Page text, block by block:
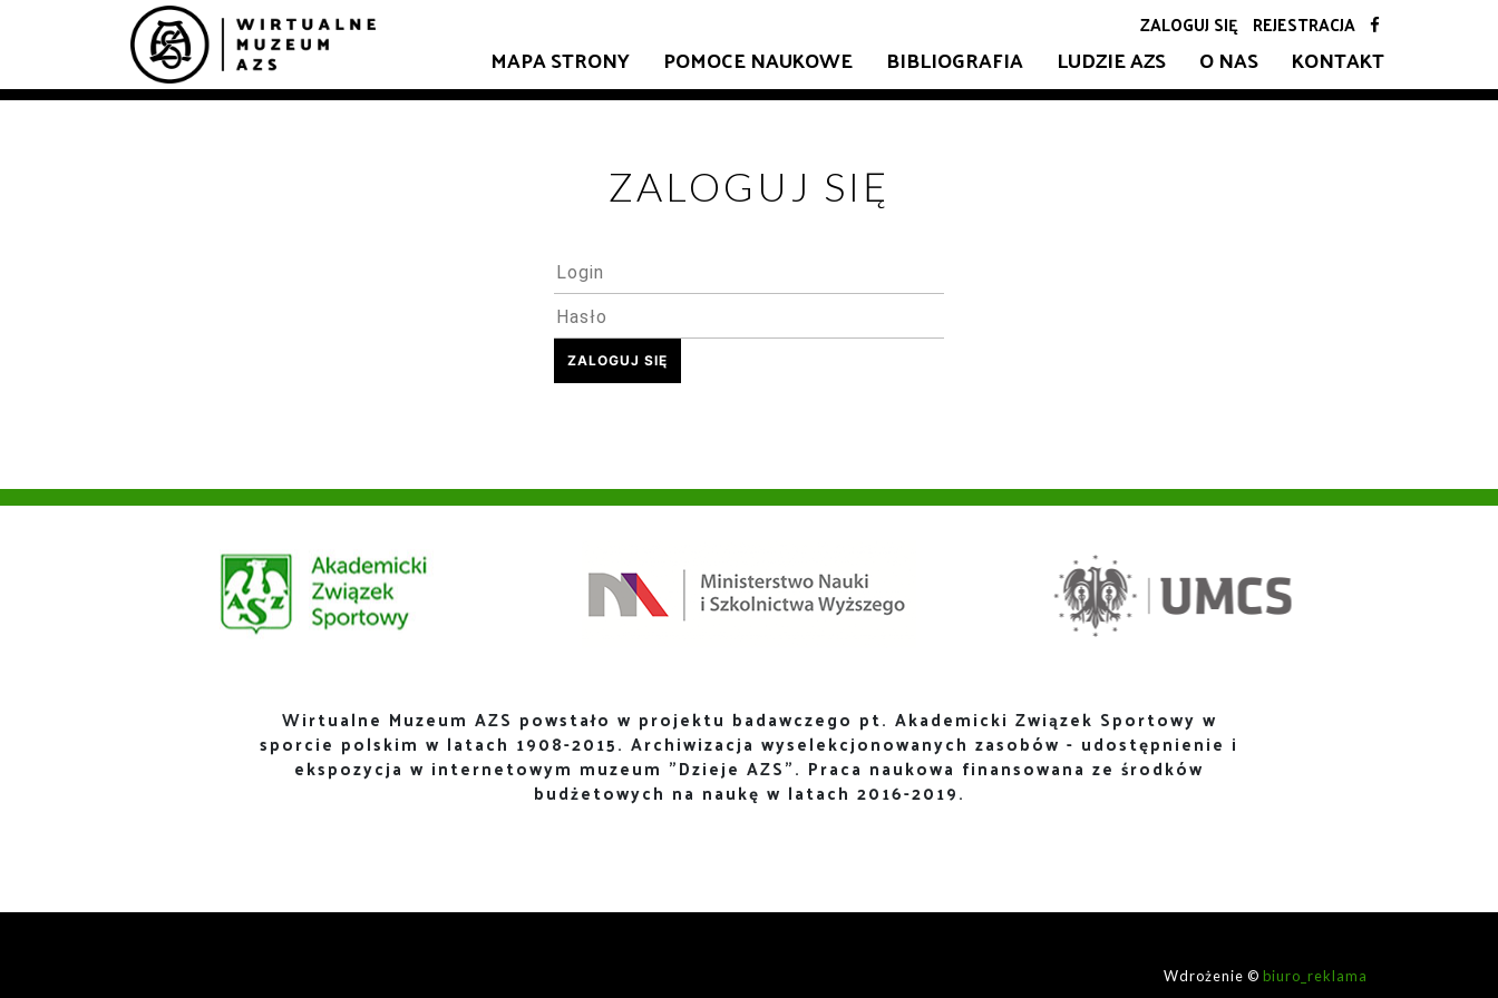
ZALOGUJ SIĘ REJESTRACJA
MAPA STRONY POMOCE NAUKOWE BIBLIOGRAFIA LUDZIE AZS O NAS KONTAKT
ZALOGUJ SIĘ
Wirtualne Muzeum AZS powstało w projektu badawczego pt. Akademicki Związek Sportowy w
sporcie polskim w latach 1908-2015. Archiwizacja wyselekcjonowanych zasobów - udostępnienie i
ekspozycja w internetowym muzeum "Dzieje AZS". Praca naukowa finansowana ze środków
budżetowych na naukę w latach 2016-2019.
Wdrożenie © biuro_reklama